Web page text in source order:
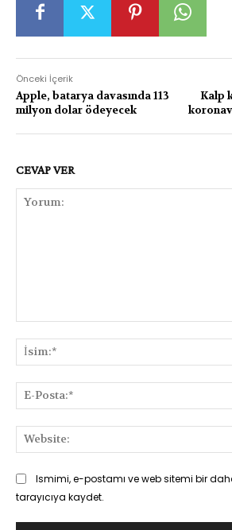
Önceki İçerik
Apple, batarya davasında 113
milyon dolar ödeyecek
Kalp
CEVAP VER
Ismimi, e-postamı ve web sitemi bir
tarayıcıya kaydet.